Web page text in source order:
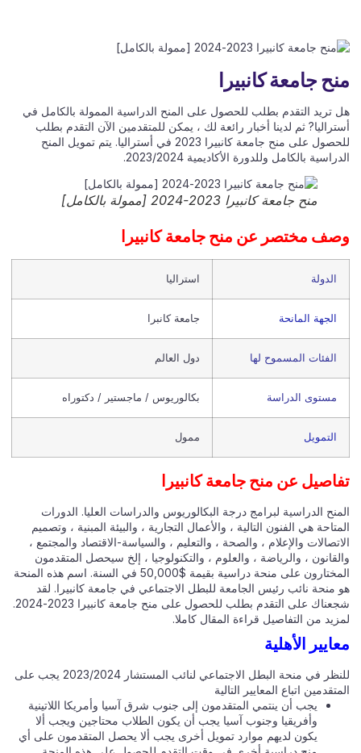
جامعة كانبيرا
تريد التقدم بطلب للحصول على المنح الدراسية الممولة بالكامل في
ثم لدينا أخبار رائعة لك ، يمكن للمتقدمين الآن التقدم بطلب
للحصول على منح جامعة كانبيرا 2023 في أستراليا. يتم تمويل المنح
بالكامل وللدورة الأكاديمية 2023/2024.
منح جامعة كانبيرا 2023-2024 [ممولة بالكامل]
مختصر عن منح جامعة كانبيرا
الدولة استراليا
الجهة المانحة جامعة كانبرا
الفئات المسموح لها دول العالم
مستوى الدراسة بكالوريوس / ماجستير / دكتوراه
التمويل ممول
عن منح جامعة كانبيرا
الدراسية لبرامج درجة البكالوريوس والدراسات العليا. الدورات
هي الفنون التالية ، والأعمال التجارية ، والبيئة المبنية ، وتصميم
والإعلام ، والصحة ، والتعليم ، والسياسة-الاقتصاد والمجتمع ،
، والرياضة ، والعلوم ، والتكنولوجيا ، إلخ سيحصل المتقدمون
المختارون على منحة دراسية بقيمة $50,000 في السنة. اسم هذه المنحة
منحة نائب رئيس الجامعة للبطل الاجتماعي في جامعة كانبيرا. لقد
شجعناك على التقدم بطلب للحصول على منح جامعة كانبيرا 2023-2024.
من التفاصيل قراءة المقال كاملا.
الأهلية
للنظر في منحة البطل الاجتماعي لنائب المستشار 2023/2024 يجب على
اتباع المعايير التالية
يجب أن ينتمي المتقدمون إلى جنوب شرق آسيا وأمريكا اللاتينية
وأفريقيا وجنوب آسيا يجب أن يكون الطلاب محتاجين ويجب ألا
يكون لديهم موارد تمويل أخرى يجب ألا يحصل المتقدمون على أي